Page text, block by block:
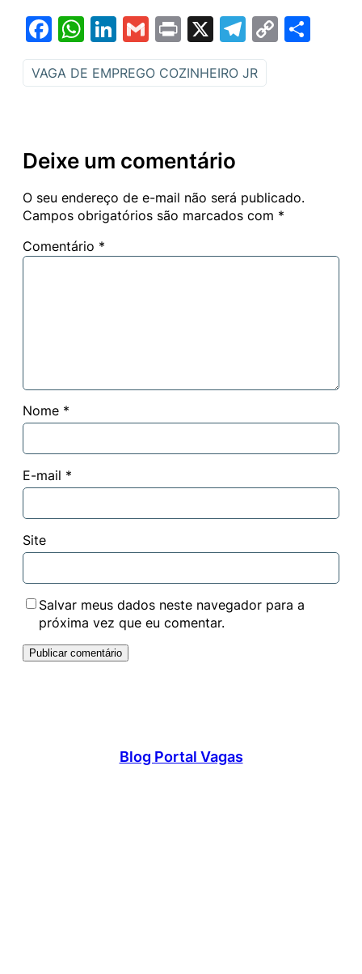
Facebook
WhatsApp
LinkedIn
GmailPrint
X Telegram
Copy
VAGA DE EMPREGO COZINHEIRO JR
Deixe um comentário
O seu endereço de e-mail não será publicado.
Campos obrigatórios são marcados com *
Comentário *
Nome *
E-mail *
Site
Salvar meus dados neste navegador para a
próxima vez que eu comentar.
Blog Portal Vagas